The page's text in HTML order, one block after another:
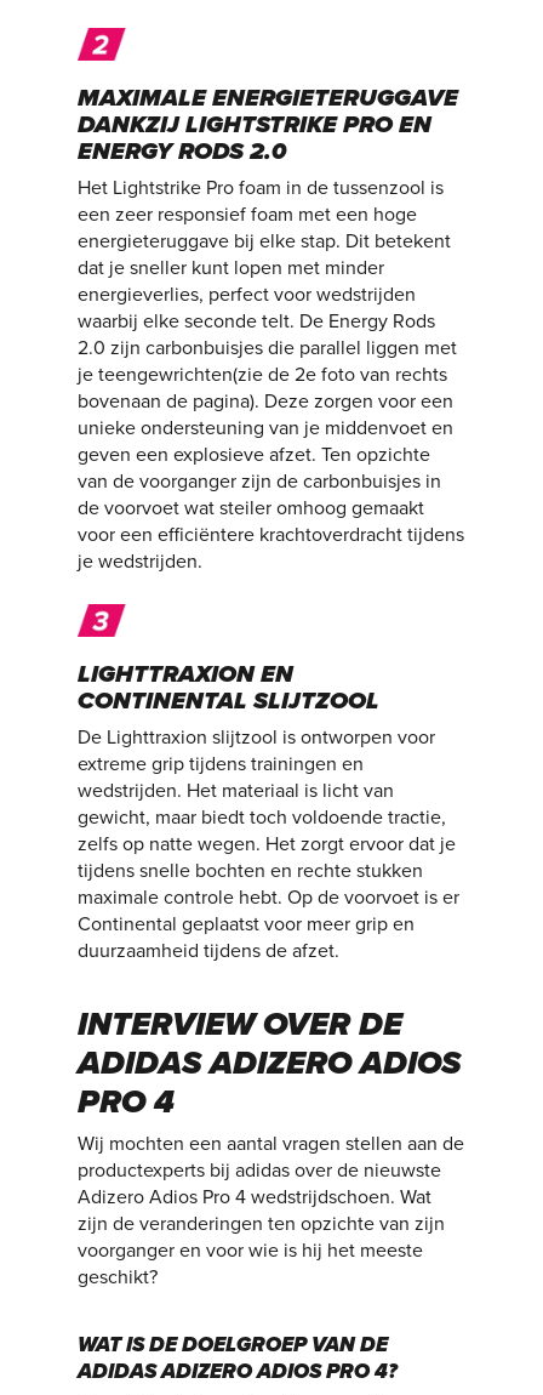
MAXIMALE ENERGIETERUGGAVE
DANKZIJ LIGHTSTRIKE PRO EN
ENERGY RODS 2.0
Het Lightstrike Pro foam in de tussenzool is
een zeer responsief foam met een hoge
energieteruggave bij elke stap. Dit betekent
dat je sneller kunt lopen met minder
energieverlies, perfect voor wedstrijden
waarbij elke seconde telt. De Energy Rods
2.0 zijn carbonbuisjes die parallel liggen met
je teengewrichten(zie de 2e foto van rechts
bovenaan de pagina). Deze zorgen voor een
unieke ondersteuning van je middenvoet en
geven een explosieve afzet. Ten opzichte
van de voorganger zijn de carbonbuisjes in
de voorvoet wat steiler omhoog gemaakt
voor een efficiëntere krachtoverdracht tijdens
je wedstrijden.
LIGHTTRAXION EN
CONTINENTAL SLIJTZOOL
De Lighttraxion slijtzool is ontworpen voor
extreme grip tijdens trainingen en
wedstrijden. Het materiaal is licht van
gewicht, maar biedt toch voldoende tractie,
zelfs op natte wegen. Het zorgt ervoor dat je
tijdens snelle bochten en rechte stukken
maximale controle hebt. Op de voorvoet is er
Continental geplaatst voor meer grip en
duurzaamheid tijdens de afzet.
INTERVIEW OVER DE
ADIDAS ADIZERO ADIOS
PRO 4
Wij mochten een aantal vragen stellen aan de
productexperts bij adidas over de nieuwste
Adizero Adios Pro 4 wedstrijdschoen. Wat
zijn de veranderingen ten opzichte van zijn
voorganger en voor wie is hij het meeste
geschikt?
WAT IS DE DOELGROEP VAN DE
ADIDAS ADIZERO ADIOS PRO 4?